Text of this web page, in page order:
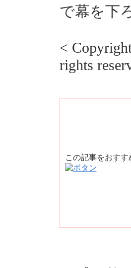
で幕を下
<
rights
この記事をおす